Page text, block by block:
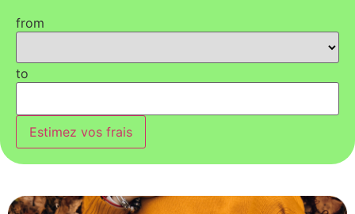
from
to
Estimez vos frais